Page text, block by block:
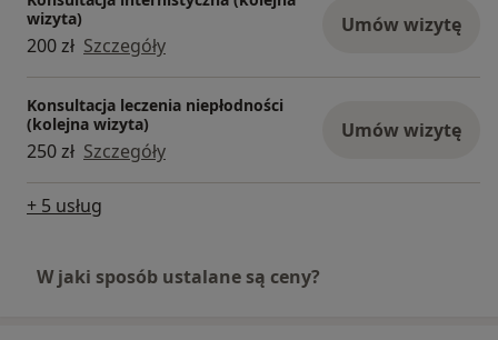
wizyta)
200 zł Szczegóły
Umów wizytę
Konsultacja leczenia niepłodności
(kolejna wizyta)
250 zł Szczegóły
Umów wizytę
+ 5 usług
W jaki sposób ustalane są ceny?